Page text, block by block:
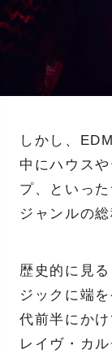
しかし、
中にハウス
プ、といっ
ジャンルの
歴史的に見
ジックに端
代前半にか
レイヴ・カ